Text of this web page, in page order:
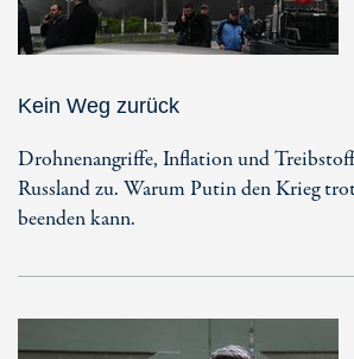
Kein Weg zurück
Drohnenangriffe, Inflation und
Russland zu. Warum Putin den Krieg
beenden kann.